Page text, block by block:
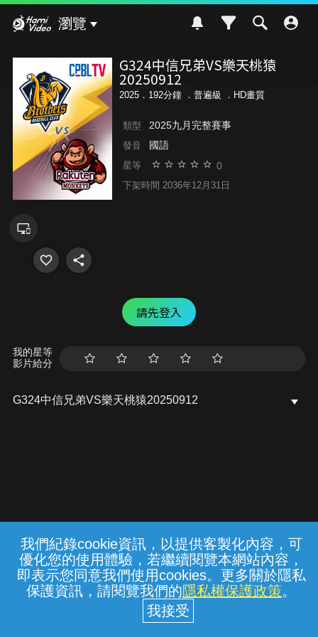
我們紀錄cookie資訊，以提供客製化內容，可
優化您的使用體驗，若繼續閱覽本網站內容，
即表示您同意我們使用cookies。更多關於隱私
保護資訊，請閱覽我們的隱私權保護政策。
瀏覽
G324中信兄弟VS樂天桃猿
20250912
2025．192分鐘 ． 普遍級 ．HD畫質
類型 2025九月完整賽事
發音 國語
星等 0
下架時間 2036年12月31日
請先登入
我的星等
影片給分
G324中信兄弟VS樂天桃猿20250912
常見問題 線上客服 服務條款 隱私權保護
中華電信股份有限公司個人家庭分公司
(統一編號：96979949) © 2026
{{notifyMsg}}